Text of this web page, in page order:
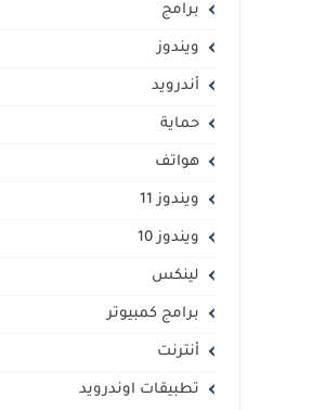
برامج
ويندوز
أندرويد
حماية
هواتف
ويندوز 11
ويندوز 10
لينكس
برامج كمبيوتر
أنترنت
تطبيقات اوندرويد